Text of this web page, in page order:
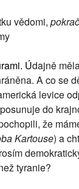
vědomi,
Údajně
A co se
levice
do
že
Kartouse) a
tyranie?